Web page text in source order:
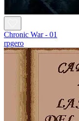
Chronic War - 01
rpgero